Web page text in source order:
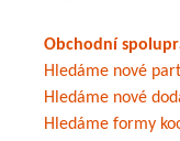
Obchodní
Hledáme nové
Hledáme nové
Hledáme formy